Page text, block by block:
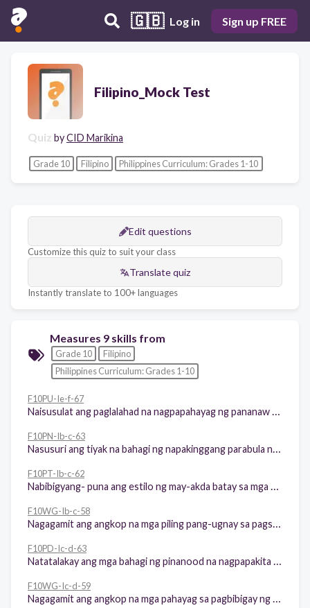
🇬🇧 Log in Sign up FREE
Filipino_Mock Test
Quiz byCID Marikina
Grade 10 Filipino Philippines Curriculum: Grades 1-10
Edit questions
Customize this quiz to suit your class
Translate quiz
Instantly translate to 100+ languages
Measures 9 skills from
Grade 10
Filipino
Philippines Curriculum: Grades 1-10
F10PU-Ie-f-67
Naisusulat ang paglalahad na nagpapahayag ng pananaw tungkol sa pagkakaiba-iba, pagkakatulad at ng mga epikong pandaigdig
F10PN-Ib-c-63
Nasusuri ang tiyak na bahagi ng napakinggang parabula na naglalahad ng katotohanan, kabutihan at kagandahang-asal
F10PT-Ib-c-62
Nabibigyang- puna ang estilo ng may-akda batay sa mga salita at ekspresyong ginamit sa akda
F10WG-Ib-c-58
Nagagamit ang angkop na mga piling pang-ugnay sa pagsasalaysay (pagsisimula, pagpapadaloy ng mga pangyayari, pagwawakas)
F10PD-Ic-d-63
Natatalakay ang mga bahagi ng pinanood na nagpapakita ng mga isyung pandaigdig
F10WG-Ic-d-59
Nagagamit ang angkop na mga pahayag sa pagbibigay ng sariling pananaw